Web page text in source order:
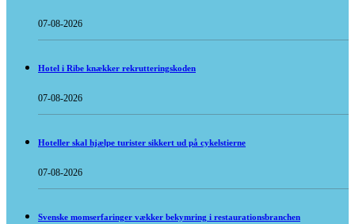
07-08-2026
Hotel i Ribe knækker rekrutteringskoden
07-08-2026
Hoteller skal hjælpe turister sikkert ud på cykelstierne
07-08-2026
Svenske momserfaringer vækker bekymring i restaurationsbranchen